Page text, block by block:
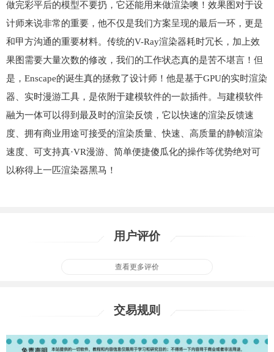
做完彩平后的模型不要扔，它还能用来做渲染噢！效果图对于设
计师来说非常的重要，他不仅是我们方案呈现的最后一环，更是
和甲方沟通的重要材料。传统的V-Ray渲染器耗时冗长，加上效
果图需要大量次数的修改，我们的工作状态真的是苦不堪言！但
是，Enscape的诞生真的拯救了设计师！他是基于GPU的实时渲染
器、实时漫游工具，是依附于建模软件的一款插件。与建模软件
融为一体可以得到最及时的渲染反馈，它以快速的渲染反馈速
度、拥有商业用途可接受的渲染质量、快速、高质量的静帧渲染
速度、可支持真·VR漫游、简单便捷傻瓜化的操作等优势绝对可
以称得上一匹渲染器黑马！
用户评价
查看更多评价
交易规则